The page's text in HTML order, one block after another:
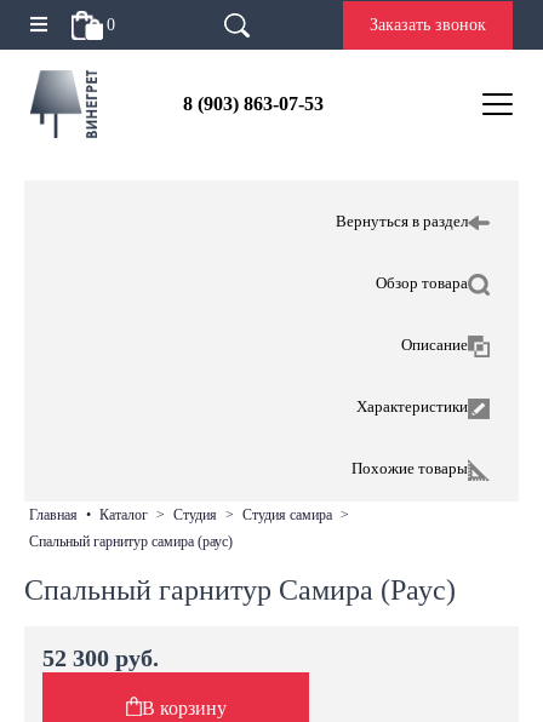
0 Заказать звонок
8 (903) 863-07-53
Вернуться в раздел
Обзор товара
Описание
Характеристики
Похожие товары
главная • каталог > студия > студия самира >
спальный гарнитур самира (раус)
Спальный гарнитур Самира (Раус)
52 300 руб.
В корзину